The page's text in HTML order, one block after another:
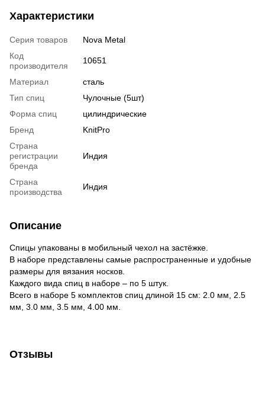
Характеристики
Серия товаров
Nova Metal
Код
производителя
10651
Материал
сталь
Тип спиц
Чулочные (5шт)
Форма спиц
цилиндрические
Бренд
KnitPro
Страна
регистрации
бренда
Индия
Страна
производства
Индия
Описание
Спицы упакованы в мобильный чехол на застёжке.
В наборе представлены самые распространенные и удобные
размеры для вязания носков.
Каждого вида спиц в наборе – по 5 штук.
Всего в наборе 5 комплектов спиц длиной 15 см: 2.0 мм, 2.5
мм, 3.0 мм, 3.5 мм, 4.00 мм.
Отзывы